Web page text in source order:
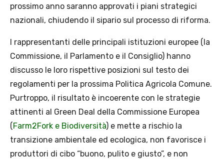
prossimo anno saranno approvati i piani strategici
nazionali, chiudendo il sipario sul processo di riforma.
I rappresentanti delle principali istituzioni europee (la
Commissione, il Parlamento e il Consiglio) hanno
discusso le loro rispettive posizioni sul testo dei
regolamenti per la prossima Politica Agricola Comune.
Purtroppo, il risultato è incoerente con le strategie
attinenti al Green Deal della Commissione Europea
(Farm2Fork e Biodiversità) e mette a rischio la
transizione ambientale ed ecologica, non favorisce i
produttori di cibo “buono, pulito e giusto”, e non